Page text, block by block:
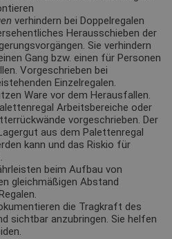
verhindern bei Doppelregalen
Herausschieben der
Sie verhindern
Gang bzw. einen für Personen
Vorgeschrieben bei
Einzelregalen.
Ware vor dem Herausfallen.
Arbeitsbereiche oder
vorgeschrieben. Der
aus dem Palettenregal
kann und das Riskio für
beim Aufbau von
gleichmäßigen Abstand
die Tragkraft des
sichtbar anzubringen. Sie helfen